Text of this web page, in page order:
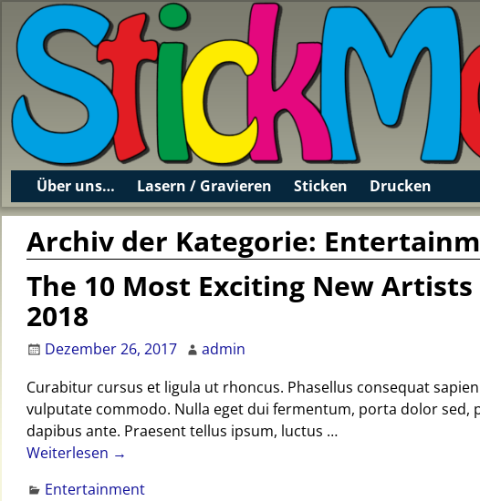
Über uns… Lasern / Gravieren Sticken Drucken
Archiv der Kategorie:
The 10 Most Exciting New
2018
Dezember 26, 2017
admin
Curabitur cursus et ligula ut rhoncus. Phasellus consequat
vulputate commodo. Nulla eget dui fermentum, porta dolor sed,
dapibus ante. Praesent tellus ipsum, luctus …
Weiterlesen →
Entertainment